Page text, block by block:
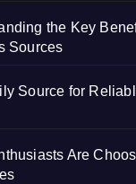
the Key
Sources
Source for
Are